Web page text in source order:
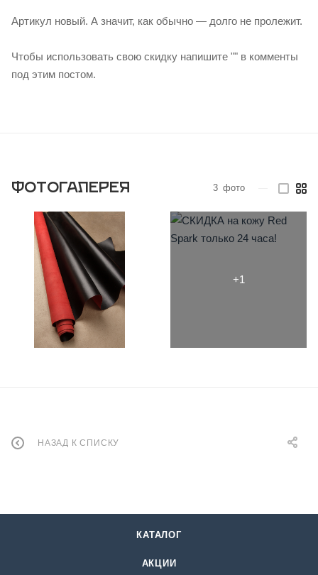
Артикул новый. А значит, как обычно — долго не пролежит.
Чтобы использовать свою скидку напишите "" в комменты
под этим постом.
Фотогалерея 3 фото
НАЗАД К СПИСКУ
КАТАЛОГ
АКЦИИ